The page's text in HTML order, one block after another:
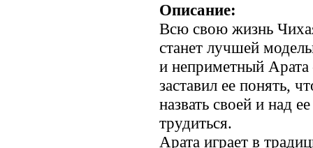
Описание:
Всю свою жизнь
станет лучшей
и неприметный Арата
заставил ее понять,
назвать своей и над
трудиться.
Арата играет в